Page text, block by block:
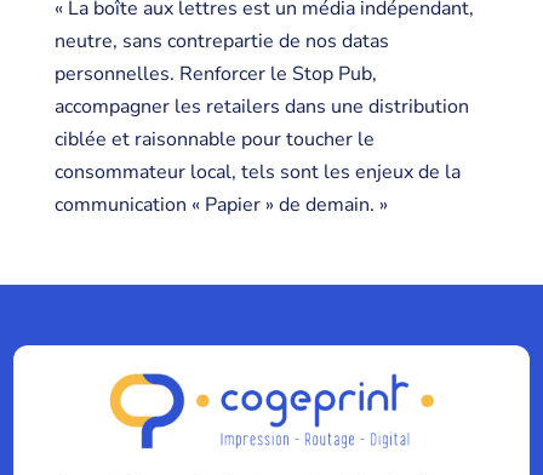
« La boîte aux lettres est un média indépendant,
neutre, sans contrepartie de nos datas
personnelles. Renforcer le Stop Pub,
accompagner les retailers dans une distribution
ciblée et raisonnable pour toucher le
consommateur local, tels sont les enjeux de la
communication « Papier » de demain. »